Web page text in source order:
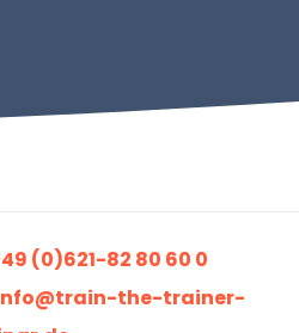
(0)621-82 80 60 0
the-trainer-